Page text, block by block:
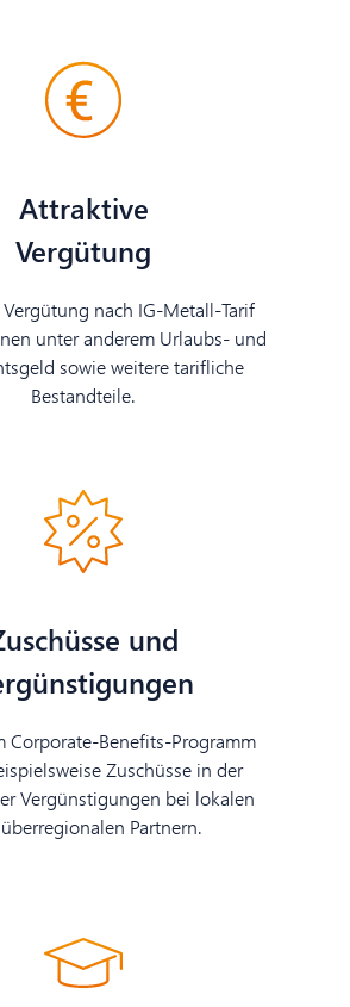
Attraktive
Vergütung
nach IG-Metall-Tarif
unter anderem Urlaubs- und
sowie weitere tarifliche
Bestandteile.
und
Corporate-Benefits-Programm
Zuschüsse in der
Vergünstigungen bei lokalen
Partnern.